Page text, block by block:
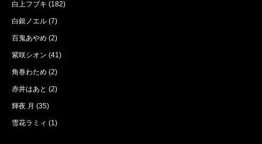
白上フブキ (182)
白銀ノエル (7)
百鬼あやめ (2)
紫咲シオン (41)
角巻わため (2)
赤井はあと (2)
輝夜 月 (35)
雪花ラミィ (1)